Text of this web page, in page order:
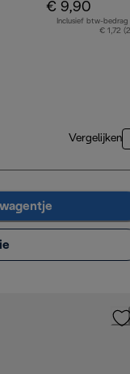
€ 9,90
Inclusief btw-bedrag
€ 1,72
Vergelijken